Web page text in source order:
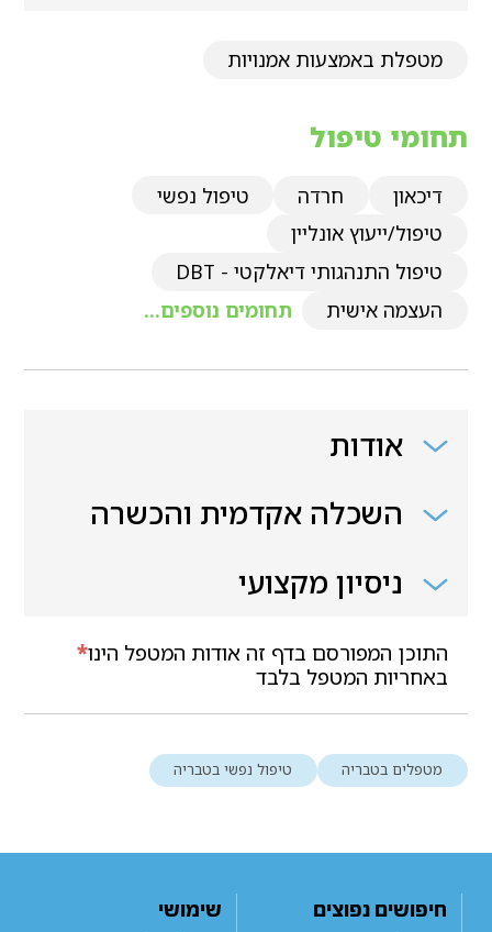
מטפלת באמצעות אמנויות
תחומי טיפול
דיכאון חרדה
טיפול נפשי
טיפול/ייעוץ אונליין
טיפול התנהגותי דיאלקטי - DBT
העצמה אישית
תחומים נוספים...
אודות
השכלה אקדמית והכשרה
ניסיון מקצועי
*התוכן המפורסם בדף זה אודות המטפל הינו
באחריות המטפל בלבד
מטפלים בטבריה טיפול נפשי בטבריה
חיפושים נפוצים
שימושי